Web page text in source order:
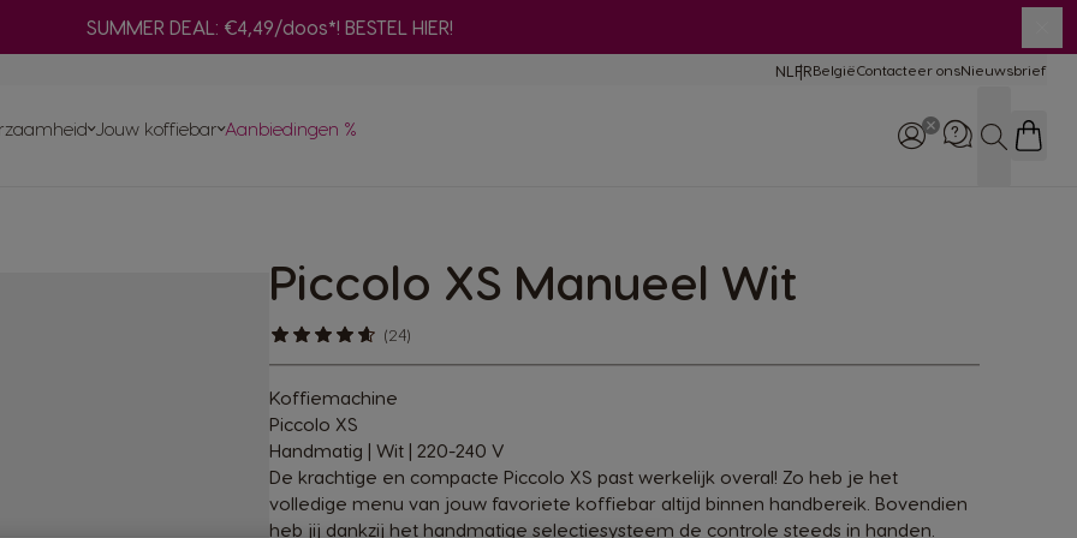
SUMMER DEAL: €4,49/doos*! BESTEL HIER!
Taal
NL FRBelgiëContacteer onsNieuwsbrief
Bereid een selectie zwarte NEO-koffies
met je ORIGINAL-machine
Jouw koffiebar Aanbiedingen % Zoeken
Piccolo XS Manueel Wit
(24)
Koffiemachine
Piccolo XS
Handmatig | Wit | 220-240 V
De krachtige en compacte Piccolo XS past werkelijk overal! Zo heb je het
volledige menu van jouw favoriete koffiebar altijd binnen handbereik. Bovendien
heb jij dankzij het handmatige selectiesysteem de controle steeds in handen.